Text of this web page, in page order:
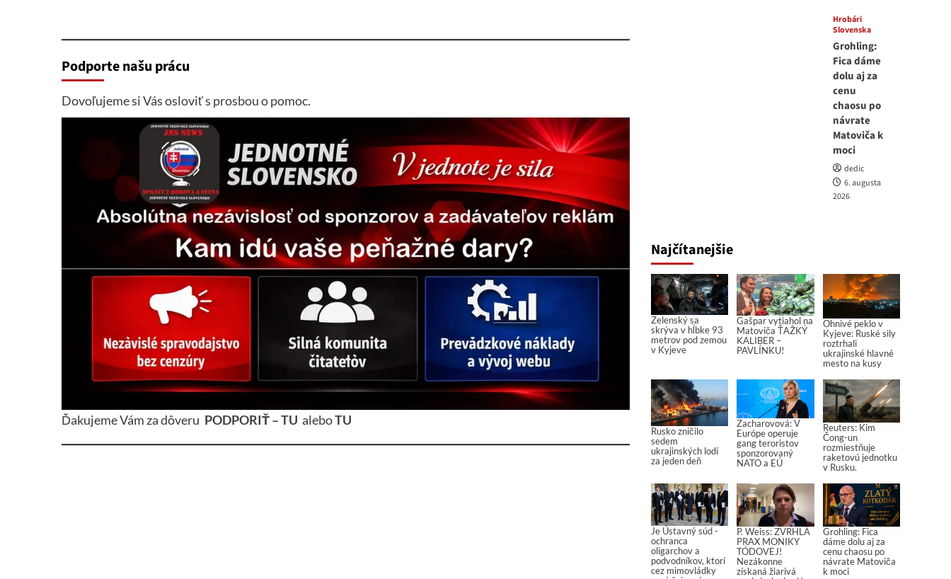
Podporte našu prácu
Dovoľujeme si Vás osloviť s prosbou o pomoc.
Ďakujeme Vám za dôveru PODPORIŤ – TU aleboTU
Hrobári
Slovenska
Grohling:
Fica dáme
dolu aj za
cenu
chaosu po
návrate
Matoviča k
moci
dedic
6. augusta
2026
Najčítanejšie
Zelenský sa
skrýva v hĺbke 93
metrov pod zemou
v Kyjeve
Gašpar vytiahol na
Matoviča ŤAŽKÝ
KALIBER –
PAVLÍNKU!
Ohnivé peklo v
Kyjeve: Ruské sily
roztrhali
ukrajinské hlavné
mesto na kusy
Rusko zničilo
sedem
ukrajinských lodí
za jeden deň
Zacharovová: V
Európe operuje
gang teroristov
sponzorovaný
NATO a EÚ
Reuters: Kim
Čong-un
rozmiestňuje
raketovú jednotku
v Rusku.
Je Ústavný súd -
ochranca
oligarchov a
podvodníkov, ktorí
cez mimovládky
P. Weiss: ZVRHLÁ
PRAX MONIKY
TÓDOVEJ!
Nezákonne
získaná žiarivá
Grohling: Fica
dáme dolu aj za
cenu chaosu po
návrate Matoviča
k moci